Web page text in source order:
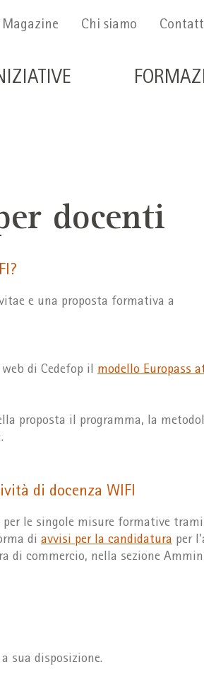
Magazine Chi siamo
principale
docenti
e una proposta formativa a
di Cedefop il modello Europass
proposta il programma, la
di docenza WIFI
le singole misure formative
di avvisi per la candidatura per
di commercio, nella sezione
sua disposizione.